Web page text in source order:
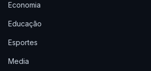
Economia
Educação
Esportes
Media